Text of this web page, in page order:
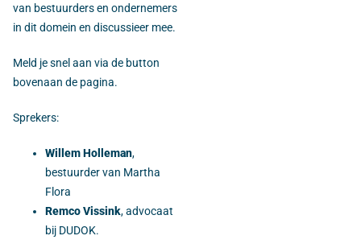
van bestuurders en ondernemers
in dit domein en discussieer mee.
Meld je snel aan via de button
bovenaan de pagina.
Sprekers:
Willem Holleman,
bestuurder van Martha
Flora
Remco Vissink, advocaat
bij DUDOK.